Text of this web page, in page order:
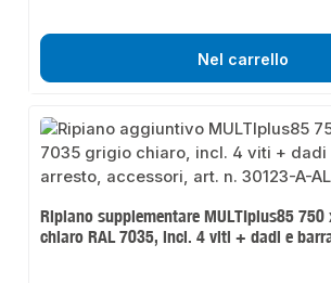
Nel carrello
Ripiano supplementare MULTIplus85
chiaro RAL 7035, incl. 4 viti + dadi e